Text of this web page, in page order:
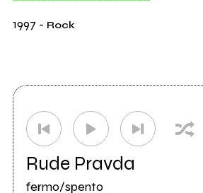
1997 - Rock
Rude Pravda
fermo/spento